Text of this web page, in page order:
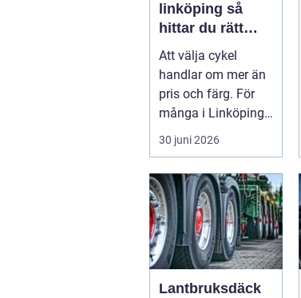
linköping så
hittar du rätt
butik, cykel och
service
Att välja cykel
handlar om mer än
pris och färg. För
många i Linköping
har cykeln blivit en
viktig d...
30 juni 2026
Lantbruksdäck